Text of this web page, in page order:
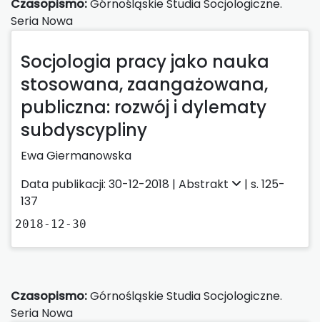
Czasopismo:Górnośląskie Studia Socjologiczne.
Seria Nowa
Socjologia pracy jako nauka
stosowana, zaangażowana,
publiczna: rozwój i dylematy
subdyscypliny
Ewa Giermanowska
Data publikacji: 30-12-2018 | Abstrakt
| s. 125-
137
2018-12-30
Czasopismo:Górnośląskie Studia Socjologiczne.
Seria Nowa